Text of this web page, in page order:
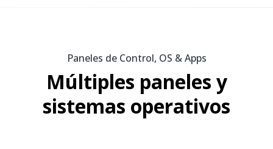
Paneles de Control, OS & Apps
Múltiples paneles y
sistemas operativos